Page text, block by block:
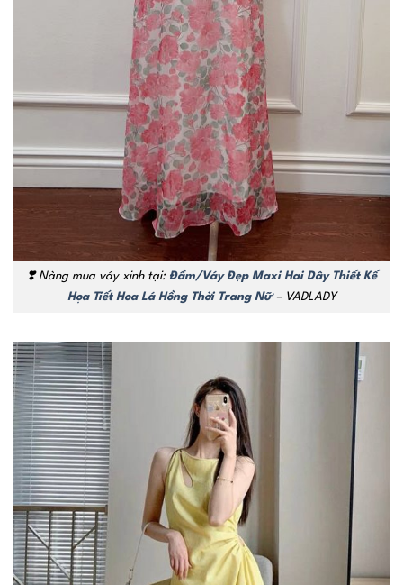
❣️Nàng mua váy xinh tại: Đầm/Váy Đẹp Maxi Hai Dây Thiết Kế
Họa Tiết Hoa Lá Hồng Thời Trang Nữ– VADLADY